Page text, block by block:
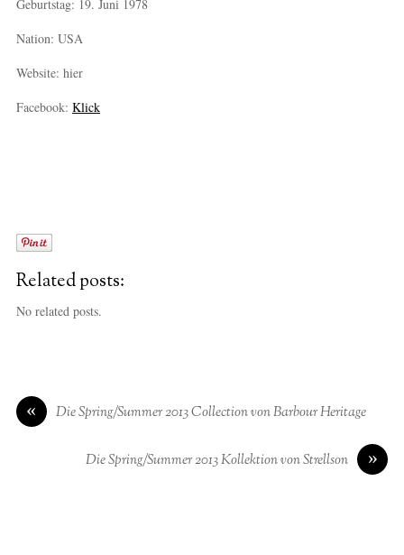
Geburtstag: 19. Juni 1978
Nation: USA
Website: hier
Facebook: Klick
Related posts:
No related posts.
« Die Spring/Summer 2013 Collection von Barbour Heritage
»
Die Spring/Summer 2013 Kollektion von Strellson